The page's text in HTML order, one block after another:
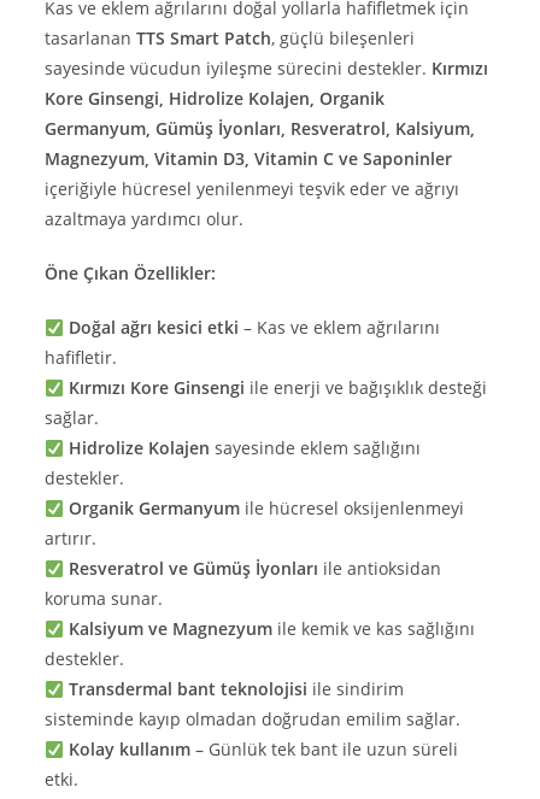
Kas ve eklem ağrılarını doğal yollarla hafifletmek için
tasarlananTTS Smart Patch, güçlü bileşenleri
sayesinde vücudun iyileşme sürecini destekler. Kırmızı
Kore Ginsengi, Hidrolize Kolajen, Organik
Germanyum, Gümüş İyonları, Resveratrol, Kalsiyum,
Magnezyum, Vitamin D3, Vitamin C ve Saponinler
içeriğiyle hücresel yenilenmeyi teşvik eder ve ağrıyı
azaltmaya yardımcı olur.
Öne Çıkan Özellikler:
Doğal ağrı kesici etki – Kas ve eklem ağrılarını
hafifletir.
Kırmızı Kore Ginsengi ile enerji ve bağışıklık desteği
sağlar.
Hidrolize Kolajen sayesinde eklem sağlığını
destekler.
Organik Germanyum ile hücresel oksijenlenmeyi
artırır.
Resveratrol ve Gümüş İyonları ile antioksidan
koruma sunar.
Kalsiyum ve Magnezyum ile kemik ve kas sağlığını
destekler.
Transdermal bant teknolojisi ile sindirim
sisteminde kayıp olmadan doğrudan emilim sağlar.
Kolay kullanım – Günlük tek bant ile uzun süreli
etki.